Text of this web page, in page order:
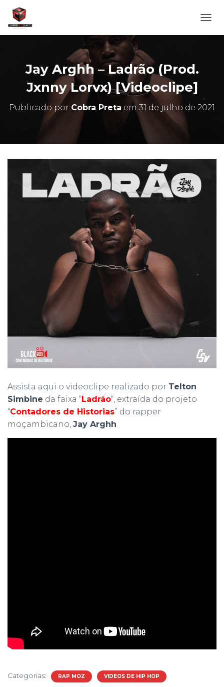
L
A
Ç
Jay Arghh – Ladrão (Prod.
Jxnny Lorvx) [Videoclipe]
Publicado por Cobra Preta em 31 de julho de 2021
Assista aqui o videoclipe realizado por Telton
Simbine da faixa “Ladrão“, extraída do projeto
“Contadores de Historias” do rapper
moçambicano, Jay Arghh.
Categorias: RAP MOZ VIDEOS DE HIP HOP